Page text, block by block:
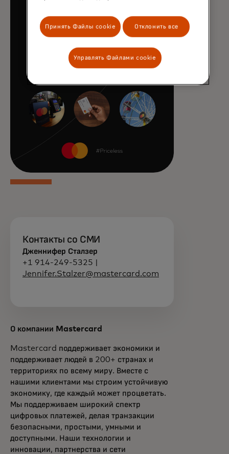
Контакты со СМИ
Дженнифер Сталзер
+1 914-249-5325 |
Jennifer.Stalzer@mastercard.com
О компании Mastercard
Mastercard поддерживает экономики и
поддерживает людей в 200+ странах и
территориях по всему миру. Вместе с
нашими клиентами мы строим устойчивую
экономику, где каждый может процветать.
Мы поддерживаем широкий спектр
цифровых платежей, делая транзакции
безопасными, простыми, умными и
доступными. Наши технологии и
инновации, партнерства и сети
Принять Файлы cookie Отклонить все
Управлять Файлами cookie